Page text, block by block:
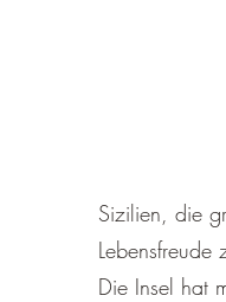
Sizilien, die
Lebensfreude
Die Insel hat